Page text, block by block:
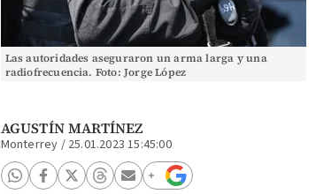
Las autoridades aseguraron un arma larga y una
radiofrecuencia. Foto: Jorge López
AGUSTÍN MARTÍNEZ
Monterrey / 25.01.2023 15:45:00